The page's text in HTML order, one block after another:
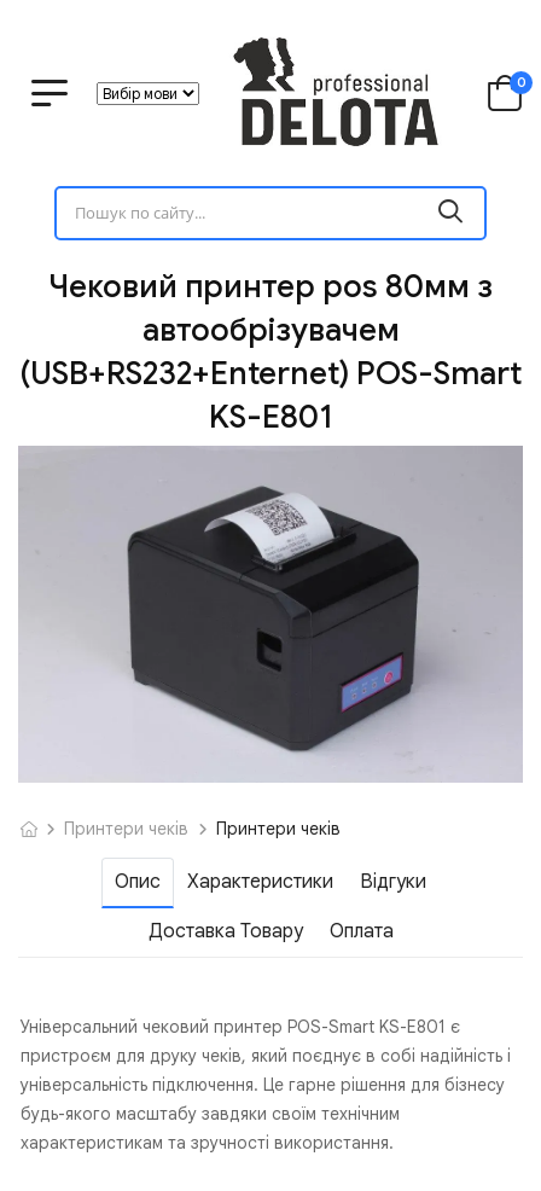
0
Чековий принтер pos 80мм з
автообрізувачем
(USB+RS232+Enternet) POS-Smart
KS-E801
Принтери чеків Принтери чеків
Опис Характеристики Відгуки
Доставка Товару Оплата
Універсальний чековий принтер POS-Smart KS-E801 є
пристроєм для друку чеків, який поєднує в собі надійність і
універсальність підключення. Це гарне рішення для бізнесу
будь-якого масштабу завдяки своїм технічним
характеристикам та зручності використання.